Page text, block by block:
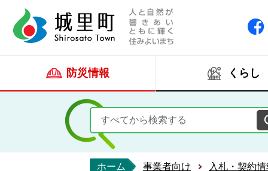
防災情報 くらし
ホーム 事業者向け 入札・契約